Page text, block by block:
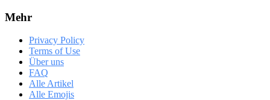
Mehr
Privacy Policy
Terms of Use
Über uns
FAQ
Alle Artikel
Alle Emojis